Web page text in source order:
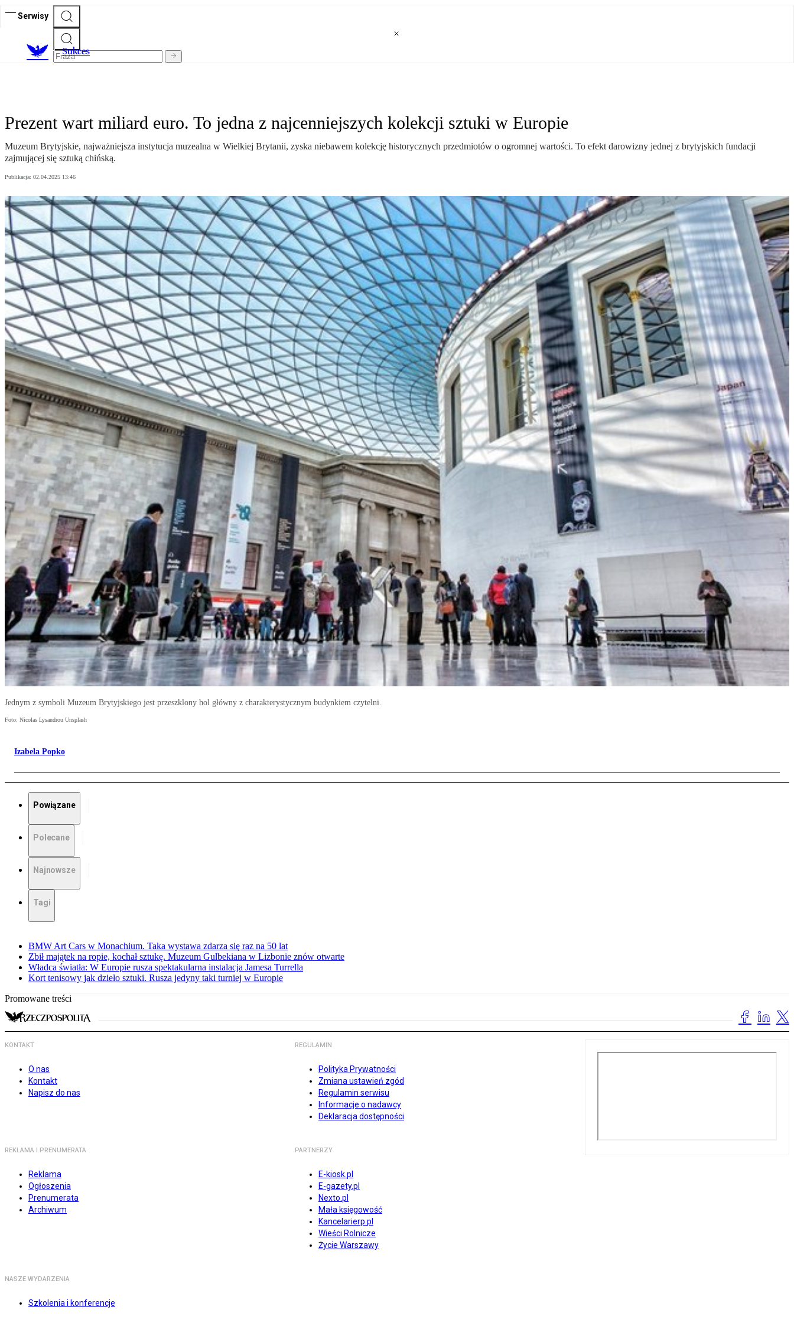
Serwisy
Sukces
Prezent wart miliard euro. To jedna z najcenniejszych kolekcji sztuki w Europie
Muzeum Brytyjskie, najważniejsza instytucja muzealna w Wielkiej Brytanii, zyska niebawem kolekcję historycznych przedmiotów o ogromnej wartości. To efekt darowizny jednej z brytyjskich fundacji
zajmującej się sztuką chińską.
Publikacja: 02.04.2025 13:46
Jednym z symboli Muzeum Brytyjskiego jest przeszklony hol główny z charakterystycznym budynkiem czytelni.
Foto: Nicolas Lysandrou Unsplash
Izabela Popko
Powiązane
Polecane
Najnowsze
Tagi
BMW Art Cars w Monachium. Taka wystawa zdarza się raz na 50 lat
Zbił majątek na ropie, kochał sztukę. Muzeum Gulbekiana w Lizbonie znów otwarte
Władca światła: W Europie rusza spektakularna instalacja Jamesa Turrella
Kort tenisowy jak dzieło sztuki. Rusza jedyny taki turniej w Europie
Promowane treści
KONTAKT
O nas
Kontakt
Napisz do nas
REGULAMIN
Polityka Prywatności
Zmiana ustawień zgód
Regulamin serwisu
Informacje o nadawcy
Deklaracja dostępności
REKLAMA I PRENUMERATA
Reklama
Ogłoszenia
Prenumerata
Archiwum
PARTNERZY
E-kiosk.pl
E-gazety.pl
Nexto.pl
Mała księgowość
Kancelarierp.pl
Wieści Rolnicze
Życie Warszawy
NASZE WYDARZENIA
Szkolenia i konferencje